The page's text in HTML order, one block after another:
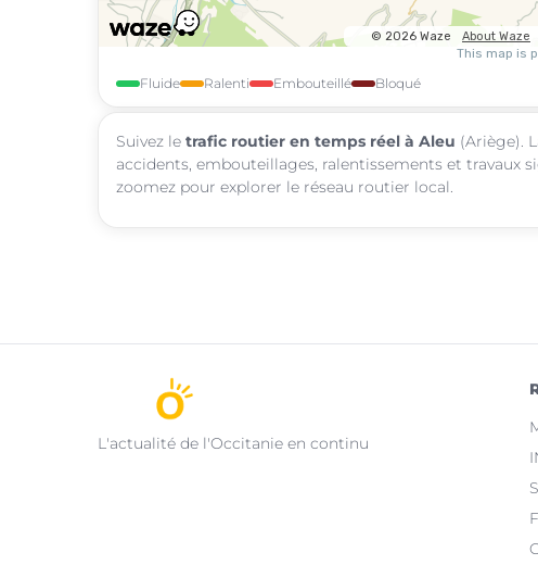
Fluide Ralenti Embouteillé Bloqué
Suivez le trafic routier en temps réel à Aleu (Ariège).
accidents, embouteillages, ralentissements et travaux
zoomez pour explorer le réseau routier local.
L'actualité de l'Occitanie en continu